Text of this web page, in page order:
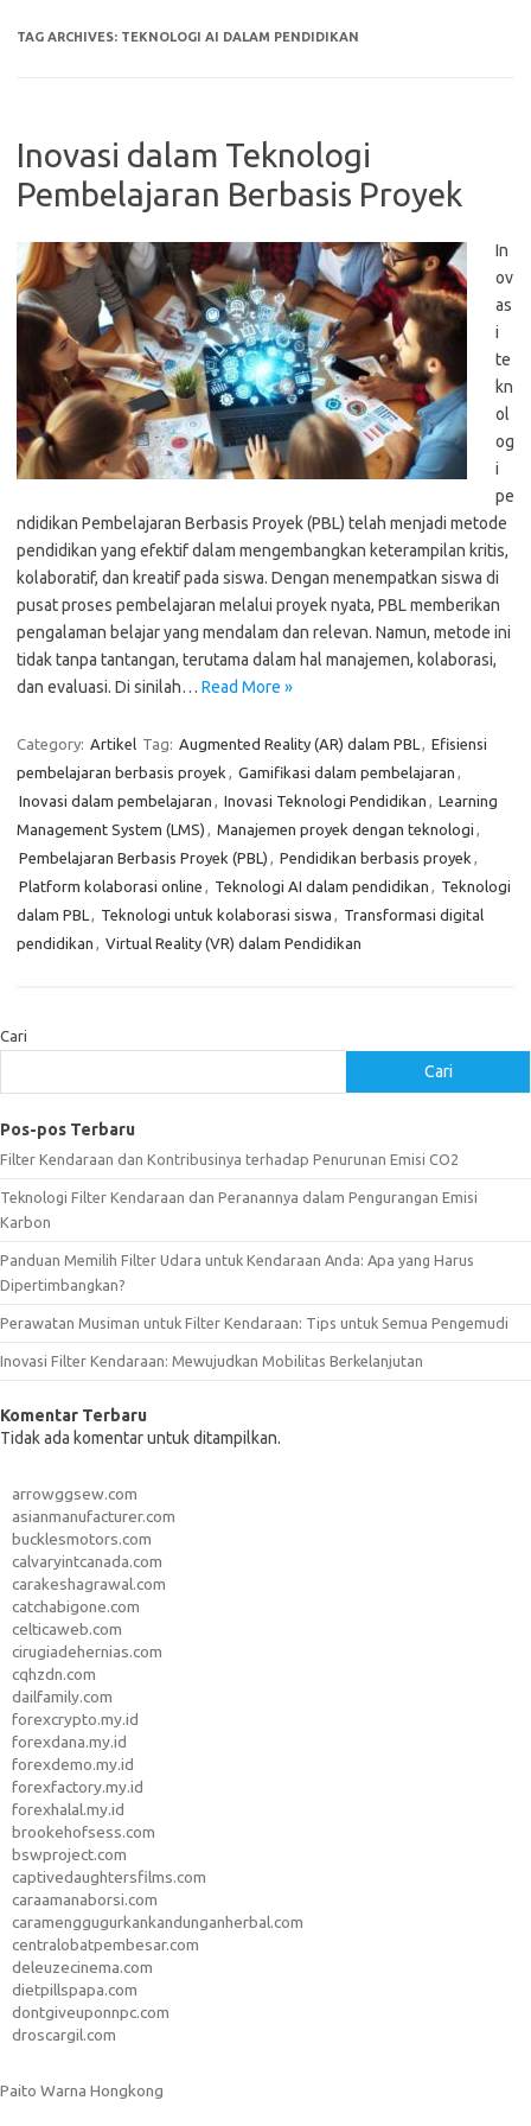
TAG ARCHIVES: TEKNOLOGI AI DALAM PENDIDIKAN
Inovasi dalam Teknologi
Pembelajaran Berbasis Proyek
In
ov
as
i
te
kn
ol
og
i
pe
ndidikan Pembelajaran Berbasis Proyek (PBL) telah menjadi metode
pendidikan yang efektif dalam mengembangkan keterampilan kritis,
kolaboratif, dan kreatif pada siswa. Dengan menempatkan siswa di
pusat proses pembelajaran melalui proyek nyata, PBL memberikan
pengalaman belajar yang mendalam dan relevan. Namun, metode ini
tidak tanpa tantangan, terutama dalam hal manajemen, kolaborasi,
dan evaluasi. Di sinilah… Read More »
Category: Artikel Tag: Augmented Reality (AR) dalam PBL , Efisiensi
pembelajaran berbasis proyek , Gamifikasi dalam pembelajaran ,
Inovasi dalam pembelajaran , Inovasi Teknologi Pendidikan , Learning
Management System (LMS) , Manajemen proyek dengan teknologi ,
Pembelajaran Berbasis Proyek (PBL) , Pendidikan berbasis proyek ,
Platform kolaborasi online , Teknologi AI dalam pendidikan , Teknologi
dalam PBL , Teknologi untuk kolaborasi siswa , Transformasi digital
pendidikan , Virtual Reality (VR) dalam Pendidikan
Cari
Cari
Pos-pos Terbaru
Filter Kendaraan dan Kontribusinya terhadap Penurunan Emisi CO2
Teknologi Filter Kendaraan dan Peranannya dalam Pengurangan Emisi
Karbon
Panduan Memilih Filter Udara untuk Kendaraan Anda: Apa yang Harus
Dipertimbangkan?
Perawatan Musiman untuk Filter Kendaraan: Tips untuk Semua Pengemudi
Inovasi Filter Kendaraan: Mewujudkan Mobilitas Berkelanjutan
Komentar Terbaru
Tidak ada komentar untuk ditampilkan.
arrowggsew.com
asianmanufacturer.com
bucklesmotors.com
calvaryintcanada.com
carakeshagrawal.com
catchabigone.com
celticaweb.com
cirugiadehernias.com
cqhzdn.com
dailfamily.com
forexcrypto.my.id
forexdana.my.id
forexdemo.my.id
forexfactory.my.id
forexhalal.my.id
brookehofsess.com
bswproject.com
captivedaughtersfilms.com
caraamanaborsi.com
caramenggugurkankandunganherbal.com
centralobatpembesar.com
deleuzecinema.com
dietpillspapa.com
dontgiveuponnpc.com
droscargil.com
Paito Warna Hongkong